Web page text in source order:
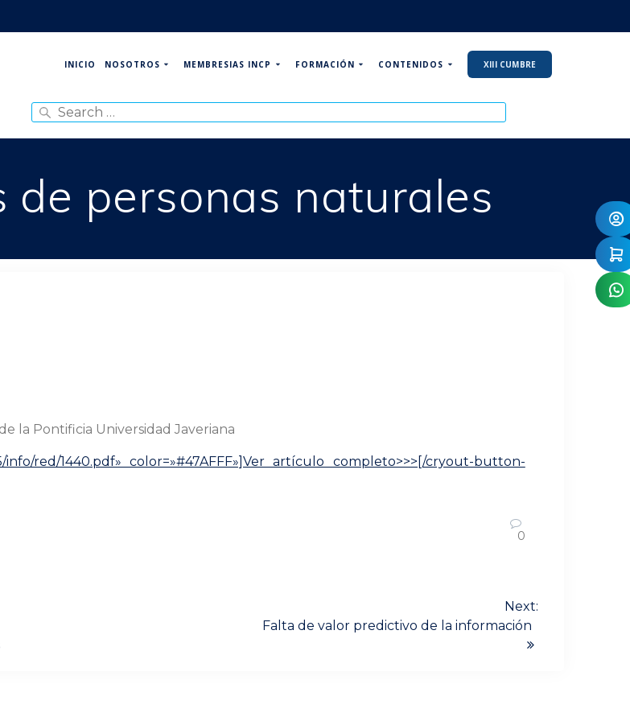
INICIO NOSOTROS MEMBRESIAS INCP FORMACIÓN CONTENIDOS XIII CUMBRE
for:
de personas naturales
la Pontificia Universidad Javeriana
red/1440.pdf» color=»#47AFFF»]Ver artículo completo>>>[/cryout-button-
0
Next:
Falta de valor predictivo de la información